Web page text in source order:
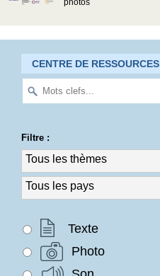
photos
CENTRE DE RESSOURCES
Filtre :
Texte
Photo